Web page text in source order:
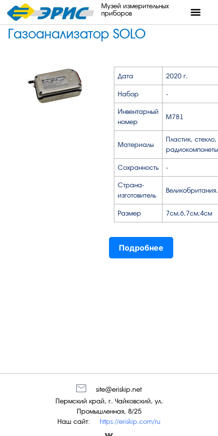
Музей измерительных
приборов
Газоанализатор SOLO
Дата 2020 г.
Набор -
Инвентарный
номер
М781
Материалы
Пластик, стекло,
Сохранность -
Страна-
изготовитель
Великобритания.
Размер 7см;6,7см;4см
Подробнее
Наш сайт: https://eriskip.com/ru
Пермский край, г. Чайковский, ул.
Промышленная, 8/25
site@eriskip.net